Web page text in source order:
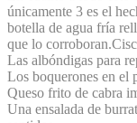
únicamente 3 es el
botella de agua fría
que lo corroboran.
Las albóndigas para
Los boquerones en el
Queso frito de cabra
Una ensalada de